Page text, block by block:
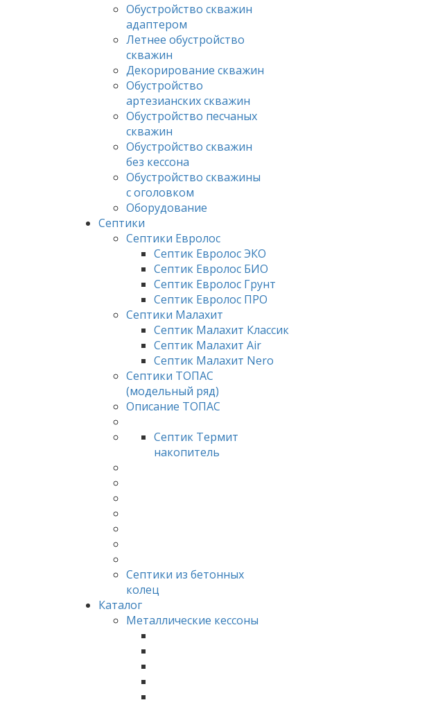
Обустройство скважин
адаптером
Летнее обустройство
скважин
Декорирование скважин
Обустройство
артезианских скважин
Обустройство песчаных
скважин
Обустройство скважин
без кессона
Обустройство скважины
с оголовком
Оборудование
Септики
Септики Евролос
Септик Евролос ЭКО
Септик Евролос БИО
Септик Евролос Грунт
Септик Евролос ПРО
Септики Малахит
Септик Малахит Классик
Септик Малахит Air
Септик Малахит Nero
Септики ТОПАС
(модельный ряд)
Описание ТОПАС
Септик Термит
накопитель
Септики из бетонных
колец
Каталог
Металлические кессоны